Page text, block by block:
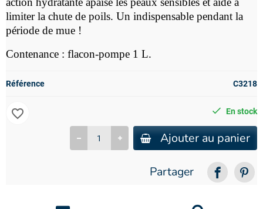
limiter la chute de poils. Un indispensable pendant la
période de mue !
Contenance : flacon-pompe 1 L.
Référence C3218
En stock
Ajouter au panier
favorite_border
Partager